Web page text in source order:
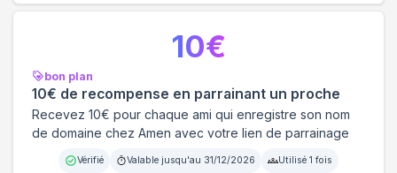
bon plan
10€ de recompense en parrainant un proche
Recevez 10€ pour chaque ami qui enregistre son nom
de domaine chez Amen avec votre lien de parrainage
Vérifié Valable jusqu'au 31/12/2026 Utilisé 1 fois
10€